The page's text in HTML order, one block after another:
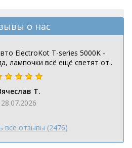
о нас
ElectroKot T-series 5000K -
лампочки всё ещё светят от..
Т.
28.07.2026
все отзывы (2476)